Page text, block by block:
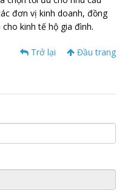
đơn vị kinh doanh, đồng
kinh tế hộ gia đình.
Trở lại Đầu trang